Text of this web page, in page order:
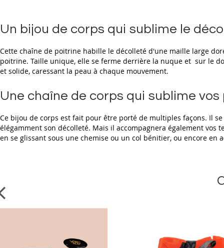
the
images
Un bijou de corps qui sublime le
Cette chaîne de poitrine habille le décolleté d'une maille large
poitrine. Taille unique, elle se ferme derrière la nuque et sur le
et solide, caressant la peau à chaque mouvement.
Une chaîne de corps qui sublime vos
Ce bijou de corps est fait pour être porté de multiples façons. Il
élégamment son décolleté. Mais il accompagnera également
en se glissant sous une chemise ou un col bénitier, ou encore